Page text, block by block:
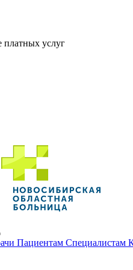
платных услуг
Пациентам Специалистам